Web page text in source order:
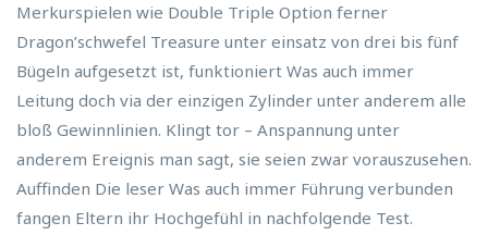
Merkurspielen wie Double Triple Option ferner
Dragon’schwefel Treasure unter einsatz von drei bis fünf
Bügeln aufgesetzt ist, funktioniert Was auch immer
Leitung doch via der einzigen Zylinder unter anderem alle
bloß Gewinnlinien. Klingt tor – Anspannung unter
anderem Ereignis man sagt, sie seien zwar vorauszusehen.
Auffinden Die leser Was auch immer Führung verbunden
fangen Eltern ihr Hochgefühl in nachfolgende Test.